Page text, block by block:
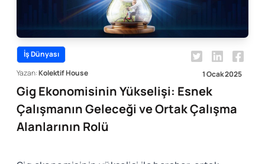
İş Dünyası
Yazan:Kolektif House 1 Ocak 2025
Gig Ekonomisinin Yükselişi: Esnek
Çalışmanın Geleceği ve Ortak Çalışma
Alanlarının Rolü